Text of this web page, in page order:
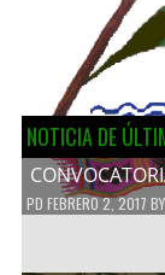
NOTICIA DE
PD FEBRERO 2, 2017 BY